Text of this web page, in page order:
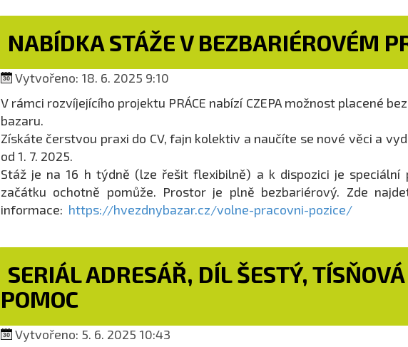
NABÍDKA STÁŽE V BEZBARIÉROVÉM
Vytvořeno: 18. 6. 2025 9:10
V rámci rozvíjejícího projektu PRÁCE nabízí CZEPA možnost placené
bazaru.
Získáte čerstvou praxi do CV, fajn kolektiv a naučíte se nové věci a
od 1. 7. 2025.
Stáž je na 16 h týdně (lze řešit flexibilně) a k dispozici je
začátku ochotně pomůže. Prostor je plně bezbariérový. Zde
informace: https://hvezdnybazar.cz/volne-pracovni-pozice/
SERIÁL ADRESÁŘ, DÍL ŠESTÝ,
POMOC
Vytvořeno: 5. 6. 2025 10:43